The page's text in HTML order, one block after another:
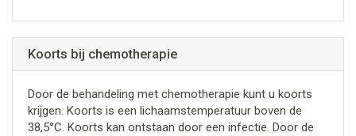
Koorts bij chemotherapie
Door de behandeling met chemotherapie kunt u koorts
krijgen. Koorts is een lichaamstemperatuur boven de
38,5°C. Koorts kan ontstaan door een infectie. Door de